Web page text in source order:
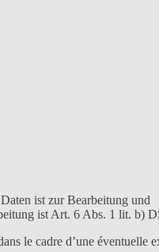
ist zur Bearbeitung und
ist Art. 6 Abs. 1 lit. b)
le cadre d’une éventuelle